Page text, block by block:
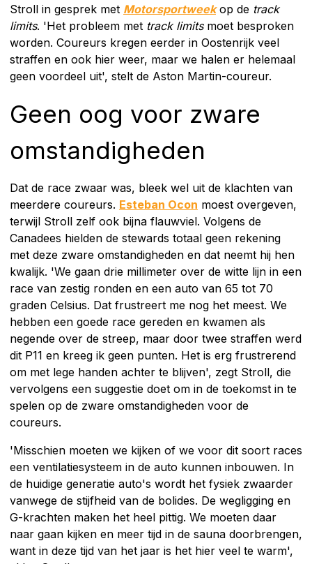
Stroll in gesprek met Motorsportweekop de track
limits. 'Het probleem met track limitsmoet besproken
worden. Coureurs kregen eerder in Oostenrijk veel
straffen en ook hier weer, maar we halen er helemaal
geen voordeel uit', stelt de Aston Martin-coureur.
Geen oog voor zware
omstandigheden
Dat de race zwaar was, bleek wel uit de klachten van
meerdere coureurs. Esteban Ocon moest overgeven,
terwijl Stroll zelf ook bijna flauwviel. Volgens de
Canadees hielden de stewards totaal geen rekening
met deze zware omstandigheden en dat neemt hij hen
kwalijk. 'We gaan drie millimeter over de witte lijn in een
race van zestig ronden en een auto van 65 tot 70
graden Celsius. Dat frustreert me nog het meest. We
hebben een goede race gereden en kwamen als
negende over de streep, maar door twee straffen werd
dit P11 en kreeg ik geen punten. Het is erg frustrerend
om met lege handen achter te blijven', zegt Stroll, die
vervolgens een suggestie doet om in de toekomst in te
spelen op de zware omstandigheden voor de
coureurs.
'Misschien moeten we kijken of we voor dit soort races
een ventilatiesysteem in de auto kunnen inbouwen. In
de huidige generatie auto's wordt het fysiek zwaarder
vanwege de stijfheid van de bolides. De wegligging en
G-krachten maken het heel pittig. We moeten daar
naar gaan kijken en meer tijd in de sauna doorbrengen,
want in deze tijd van het jaar is het hier veel te warm',